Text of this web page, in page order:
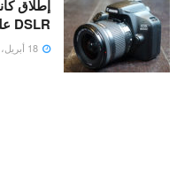
DSLR على الإطلاق